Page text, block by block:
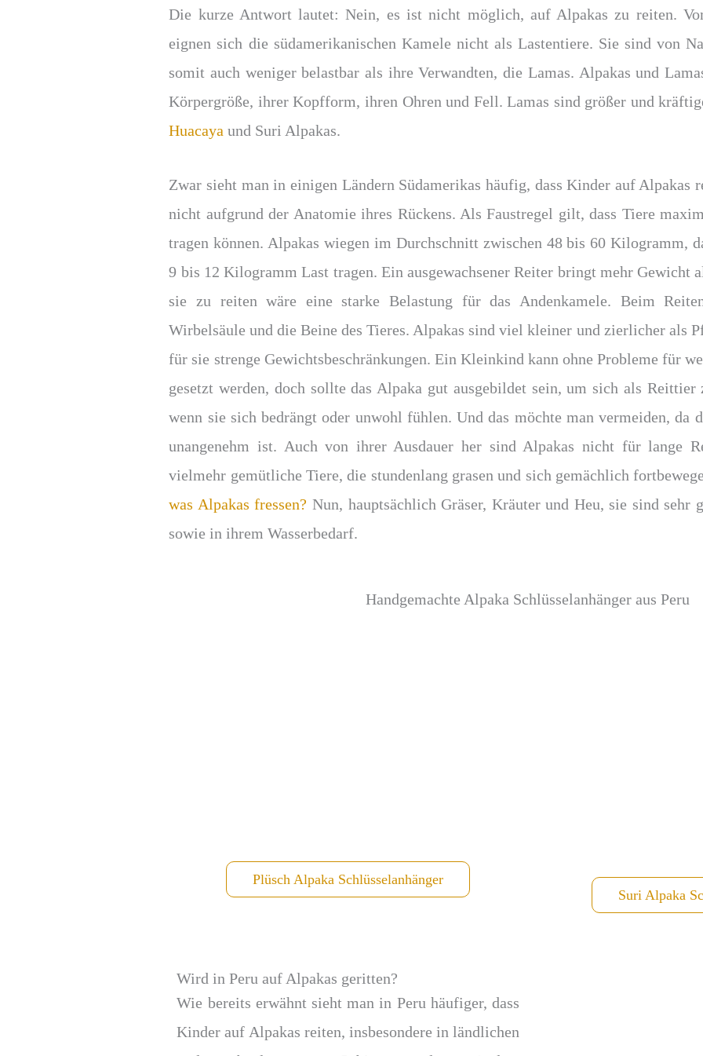
Die kurze Antwort lautet: Nein, es ist nicht möglich, auf Alpakas zu reiten.
eignen sich die südamerikanischen Kamele nicht als Lastentiere. Sie sind von
somit auch weniger belastbar als ihre Verwandten, die Lamas. Alpakas und
Körpergröße, ihrer Kopfform, ihren Ohren und Fell. Lamas sind größer und
Huacaya und Suri Alpakas.
Zwar sieht man in einigen Ländern Südamerikas häufig, dass Kinder auf Alpakas
nicht aufgrund der Anatomie ihres Rückens. Als Faustregel gilt, dass Tiere
tragen können. Alpakas wiegen im Durchschnitt zwischen 48 bis 60 Kilogramm,
9 bis 12 Kilogramm Last tragen. Ein ausgewachsener Reiter bringt mehr Gewicht
sie zu reiten wäre eine starke Belastung für das Andenkamele. Beim
Wirbelsäule und die Beine des Tieres. Alpakas sind viel kleiner und zierlicher als
für sie strenge Gewichtsbeschränkungen. Ein Kleinkind kann ohne Probleme für
gesetzt werden, doch sollte das Alpaka gut ausgebildet sein, um sich als Reittier
wenn sie sich bedrängt oder unwohl fühlen. Und das möchte man vermeiden, da
unangenehm ist. Auch von ihrer Ausdauer her sind Alpakas nicht für lange
vielmehr gemütliche Tiere, die stundenlang grasen und sich gemächlich
was Alpakas fressen? Nun, hauptsächlich Gräser, Kräuter und Heu, sie sind sehr
sowie in ihrem Wasserbedarf.
Handgemachte Alpaka Schlüsselanhänger aus Peru
Plüsch Alpaka Schlüsselanhänger
Suri Alpaka
Wird in Peru auf Alpakas geritten?
Wie bereits erwähnt sieht man in Peru häufiger, dass
Kinder auf Alpakas reiten, insbesondere in ländlichen